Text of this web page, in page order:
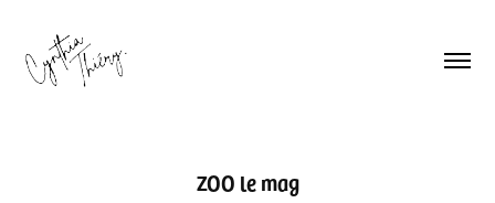
ZOO le mag